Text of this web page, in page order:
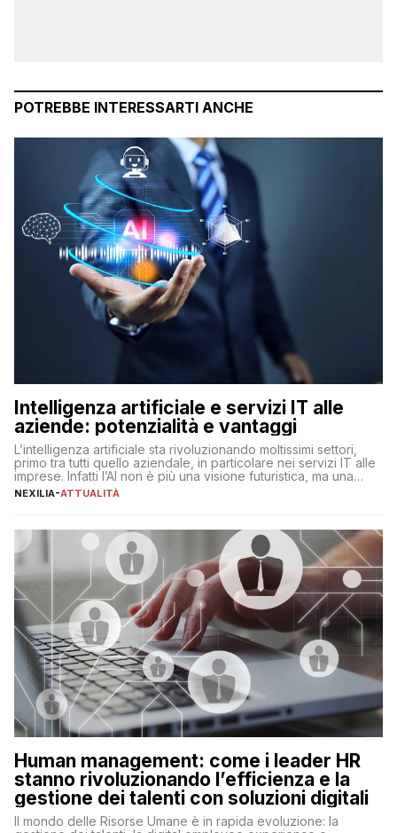
POTREBBE INTERESSARTI ANCHE
Intelligenza artificiale e servizi IT alle
aziende: potenzialità e vantaggi
L’intelligenza artificiale sta rivoluzionando moltissimi settori,
primo tra tutti quello aziendale, in particolare nei servizi IT alle
imprese. Infatti l’AI non è più una visione futuristica, ma una
realtà operativa che sta portando a un cambio significativo in
operazioni, bensì comporta […]
NEXILIA-ATTUALITÀ
Human management: come i leader HR
stanno rivoluzionando l’efficienza e la
gestione dei talenti con soluzioni digitali
Il mondo delle Risorse Umane è in rapida evoluzione: la